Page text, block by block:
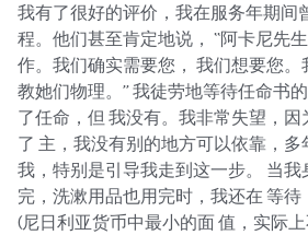
我有了很好的评价，我在服务年期间
程。他们甚至肯定地说， “阿卡尼先
作。我们确实需要您， 我们想要您
教她们物理。” 我徒劳地等待任命书
了任命，但 我没有。我非常失望，因
了 主，我没有别的地方可以依靠，
我，特别是引导我走到这一步。 当我
完，洗漱用品也用完时，我还在 等
(尼日利亚货币中最小的面 值，实际